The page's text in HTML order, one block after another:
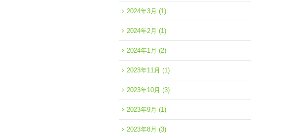
2024年3月 (1)
2024年2月 (1)
2024年1月 (2)
2023年11月 (1)
2023年10月 (3)
2023年9月 (1)
2023年8月 (3)